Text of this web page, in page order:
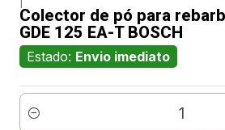
Colector de pó para
GDE 125 EA-T BOSCH
Estado: Envio imediato
Quantidade